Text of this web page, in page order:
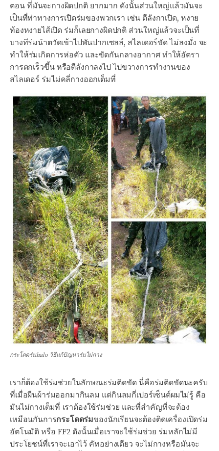
ตอน ที่มันจะกางผิดปกติ ยากมาก ดังนั้นส่วนใหญ่แล้วมันจะ
เป็นที่ท่าทางการเปิดร่มของพวกเรา เช่น ตีลังกาเปิด, หงาย
ท้องหงายไส้เปิด ร่มก็เลยกางผิดปกติ ส่วนใหญ่แล้วจะเป็นที่
บางทีร่มนำตวัดเข้าไปพันปากเซลล์, สไลเดอร์ขัด ไม่ลงมั่ง จะ
ทำให้ร่มเกิดการห่อตัว และขัดกันกลางอากาศ ทำให้อัตรา
การตกเร็วขึ้น หรือตีลังกาลงไป ไปขวางการทำงานของ
สไลเดอร์ ร่มไม่คลี่กางออกเต็มที่
กระโดดร่มhalo วิธีแก้ปัญหาร่มไม่กาง
เราก็ต้องใช้ร่มช่วยในลักษณะร่มติดขัด นี่คือร่มติดขัดนะครับ
ที่เมื่อผืนผ้าร่มออกมากินลม แต่กินลมกี่เปอร์เซ็นต์ผมไม่รู้ คือ
มันไม่กางเต็มที่ เราต้องใช้ร่มช่วย และที่สำคัญที่จะต้อง
เหมือนกันการกระโดดร่มของนักเรียนจะต้องติดเครื่องเปิดร่ม
อัตโนมัติ หรือ FF2 ดังนั้นเมื่อเราจะใช้ร่มช่วย ร่มหลักไม่มี
ประโยชน์ที่เราจะเอาไว้ คัทอย่างเดียว จะไม่กางหรือมันจะ